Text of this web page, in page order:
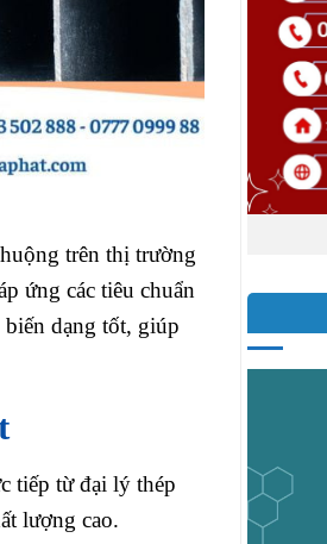
trên thị trường
ứng các tiêu chuẩn
dạng tốt, giúp
tiếp từ đại lý thép
lượng cao.